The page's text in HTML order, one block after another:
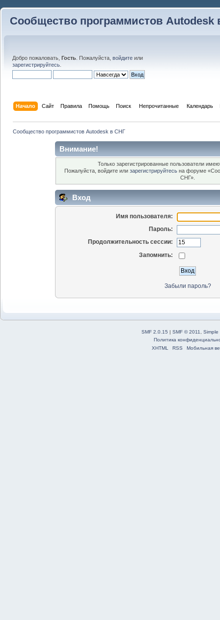
Сообщество программистов Autodesk
Добро пожаловать, Гость . Пожалуйста, войдите или
зарегистрируйтесь
Начало Сайт Правила Помощь Поиск Непрочитанные Календарь
Сообщество программистов Autodesk в СНГ
Внимание!
Только зарегистрированные пользователи
Пожалуйста, войдите или зарегистрируйтесь на форуме
СНГ».
Вход
Имя пользователя:
Пароль:
Продолжительность сессии:
Запомнить:
Забыли пароль?
SMF 2.0.15 | SMF © 2011
Simple
Политика
XHTML
RSS Мобильная